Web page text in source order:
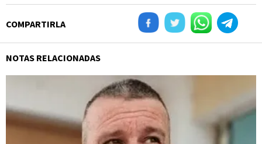
COMPARTIRLA
NOTAS RELACIONADAS